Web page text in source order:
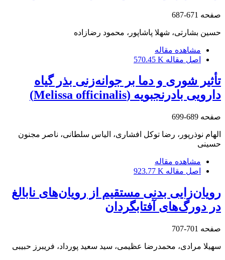
صفحه 671-687
حسین بشارتی، شهلا پاشاپور، محمود رضازاده
مشاهده مقاله
اصل مقاله 570.45 K
تأثیر شوری و دما بر جوانه‌زنی بذر گیاه
دارویی بادرنجبویه (Melissa officinalis)
صفحه 689-699
الهام نوذرپور، رضا توکل افشاری، الیاس سلطانی، ناصر مجنون
حسینی
مشاهده مقاله
اصل مقاله 923.77 K
رویان‌زایی بدنی مستقیم از رویان‌های نابالغ
در دورگ‌های آفتابگردان
صفحه 701-707
سهیلا مرادی، محمدرضا عظیمی، سید سعید پورداد، فریبرز حبیبی